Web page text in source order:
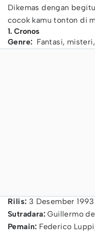
Dikemas dengan
cocok kamu tonton di
1. Cronos
Genre: Fantasi,
Rilis: 3 Desember 1993
Sutradara: Guillermo
Pemain: Federico